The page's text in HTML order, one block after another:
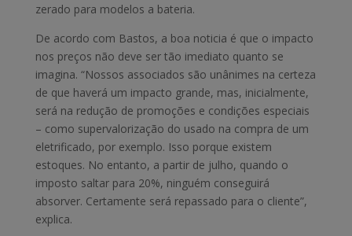
zerado para modelos a bateria.
De acordo com Bastos, a boa noticia é que o impacto
nos preços não deve ser tão imediato quanto se
imagina. “Nossos associados são unânimes na certeza
de que haverá um impacto grande, mas, inicialmente,
será na redução de promoções e condições especiais
– como supervalorização do usado na compra de um
eletrificado, por exemplo. Isso porque existem
estoques. No entanto, a partir de julho, quando o
imposto saltar para 20%, ninguém conseguirá
absorver. Certamente será repassado para o cliente”,
explica.